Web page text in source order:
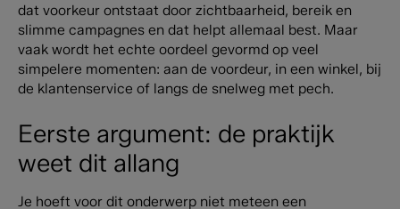
dat voorkeur ontstaat door zichtbaarheid, bereik en
slimme campagnes en dat helpt allemaal best. Maar
vaak wordt het echte oordeel gevormd op veel
simpelere momenten: aan de voordeur, in een winkel, bij
de klantenservice of langs de snelweg met pech.
Eerste argument: de praktijk
weet dit allang
Je hoeft voor dit onderwerp niet meteen een